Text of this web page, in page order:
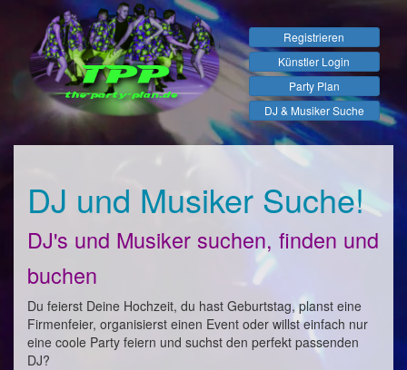
Registrieren
Künstler Login
Party Plan
DJ & Musiker Suche
DJ und Musiker Suche!
DJ's und Musiker suchen, finden und
buchen
Du feierst Deine Hochzeit, du hast Geburtstag, planst eine
Firmenfeier, organisierst einen Event oder willst einfach nur
eine coole Party feiern und suchst den perfekt passenden
DJ?